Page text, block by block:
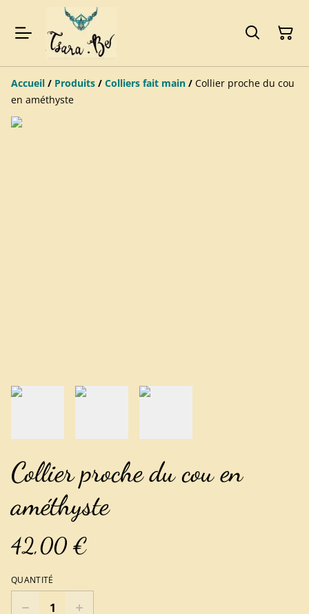
Accueil / Produits / Colliers fait main / Collier proche du cou
en améthyste
Collier proche du cou en
améthyste
42,00 €
QUANTITÉ